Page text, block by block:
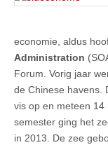
economie, aldus
Administration
Forum. Vorig jaar
de Chinese havens.
vis op en meteen 14
semester ging het
in 2013. De zee